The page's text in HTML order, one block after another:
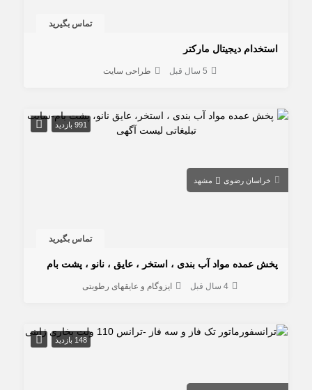
تماس بگیرید
استخدام دیجیتال مارکتر
5 سال قبل طراحی سایت
991 بازدید
خراسان رضوی مشهد
تماس بگیرید
پخش عمده مواد آب بندی ، استخر ، عایق ، نانو ، پشت بام
4 سال قبل ایزوگام و عایقهای رطوبتی
148 بازدید